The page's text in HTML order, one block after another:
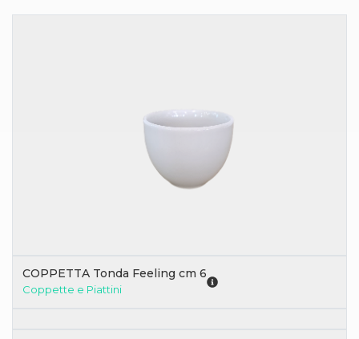
COPPETTA Tonda Feeling cm 6
Coppette e Piattini